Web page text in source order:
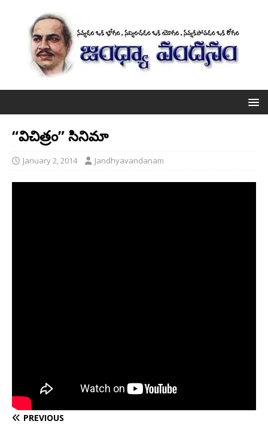
“విచిత్రం” సినిమా
January 2, 2014 Jandhyavandanam
PREVIOUS